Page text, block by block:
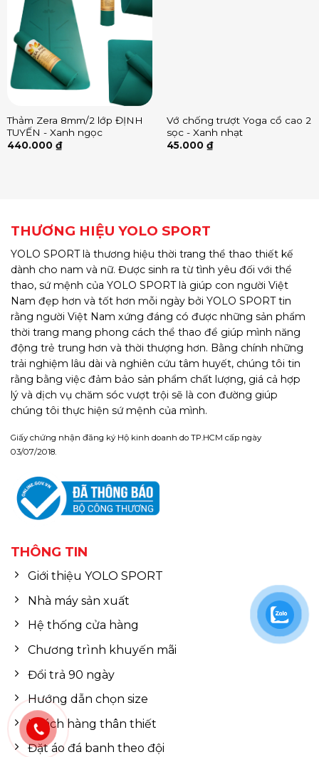
Thảm Zera 8mm/2 lớp ĐỊNH
TUYẾN - Xanh ngọc
440.000 ₫
Vớ chống trượt Yoga cổ cao 2
sọc - Xanh nhạt
45.000 ₫
THƯƠNG HIỆU YOLO SPORT
YOLO SPORT là thương hiệu thời trang thể thao thiết kế
dành cho nam và nữ. Được sinh ra từ tình yêu đối với thể
thao, sứ mệnh của YOLO SPORT là giúp con người Việt
Nam đẹp hơn và tốt hơn mỗi ngày bởi YOLO SPORT tin
rằng người Việt Nam xứng đáng có được những sản phẩm
thời trang mang phong cách thể thao để giúp mình năng
động trẻ trung hơn và thời thượng hơn. Bằng chính những
trải nghiệm lâu dài và nghiên cứu tâm huyết, chúng tôi tin
rằng bằng việc đảm bảo sản phẩm chất lượng, giá cả hợp
lý và dịch vụ chăm sóc vượt trội sẽ là con đường giúp
chúng tôi thực hiện sứ mệnh của mình.
Giấy chứng nhận đăng ký Hộ kinh doanh do TP.HCM cấp ngày
03/07/2018.
THÔNG TIN
Giới thiệu YOLO SPORT
Nhà máy sản xuất
Hệ thống cửa hàng
Chương trình khuyến mãi
Đổi trả 90 ngày
Hướng dẫn chọn size
Khách hàng thân thiết
Đặt áo đá banh theo đội